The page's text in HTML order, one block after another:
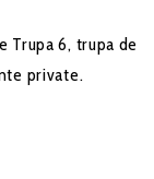
Trupa 6, trupa de
private.